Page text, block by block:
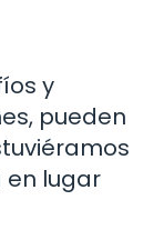
y
pueden
en lugar